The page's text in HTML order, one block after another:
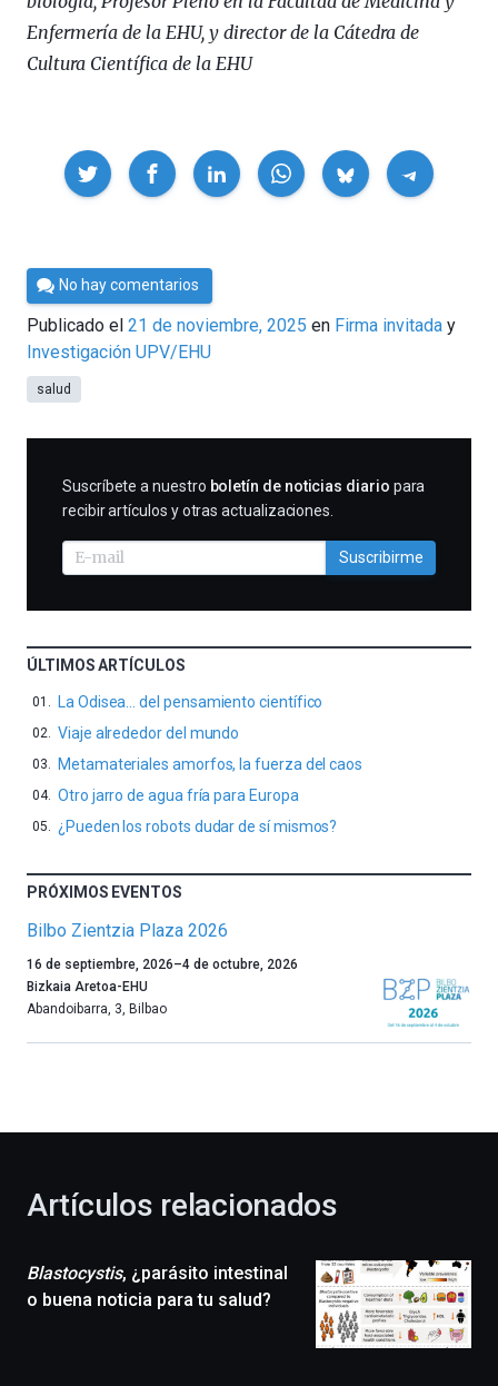
Enfermería de la EHU, y director de la Cátedra de
Cultura Científica de la EHU
Compartir
Por
César
Tomé
No hay comentarios
Publicado el 21 de noviembre, 2025 en Firma invitada
Investigación UPV/EHU
salud
SUSCRIBIRME
Suscríbete a nuestro boletín de noticias diario para
recibir artículos y otras actualizaciones.
Suscribirme
ÚLTIMOS ARTÍCULOS
La Odisea… del pensamiento científico
Viaje alrededor del mundo
Metamateriales amorfos, la fuerza del caos
Otro jarro de agua fría para Europa
¿Pueden los robots dudar de sí mismos?
PRÓXIMOS EVENTOS
Bilbo Zientzia Plaza 2026
Un
año
más,
celebración
novena
edición
16 de septiembre, 2026–4 de octubre, 2026
Bizkaia Aretoa-EHU
Abandoibarra, 3, Bilbao
Artículos relacionados
Blastocystis, ¿parásito intestinal
o buena noticia para tu salud?